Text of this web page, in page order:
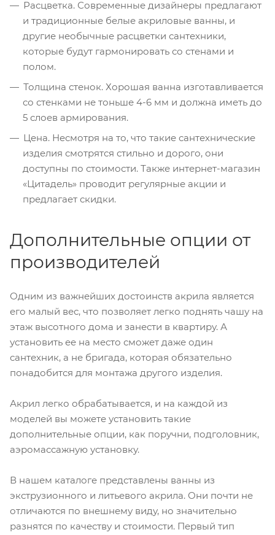
Расцветка. Современные дизайнеры предлагают
и традиционные белые акриловые ванны, и
другие необычные расцветки сантехники,
которые будут гармонировать со стенами и
полом.
Толщина стенок. Хорошая ванна изготавливается
со стенками не тоньше 4-6 мм и должна иметь до
5 слоев армирования.
Цена. Несмотря на то, что такие сантехнические
изделия смотрятся стильно и дорого, они
доступны по стоимости. Также интернет-магазин
«Цитадель» проводит регулярные акции и
предлагает скидки.
Дополнительные опции от
производителей
Одним из важнейших достоинств акрила является
его малый вес, что позволяет легко поднять чашу на
этаж высотного дома и занести в квартиру. А
установить ее на место сможет даже один
сантехник, а не бригада, которая обязательно
понадобится для монтажа другого изделия.
Акрил легко обрабатывается, и на каждой из
моделей вы можете установить такие
дополнительные опции, как поручни, подголовник,
аэромассажную установку.
В нашем каталоге представлены ванны из
экструзионного и литьевого акрила. Они почти не
отличаются по внешнему виду, но значительно
разнятся по качеству и стоимости. Первый тип